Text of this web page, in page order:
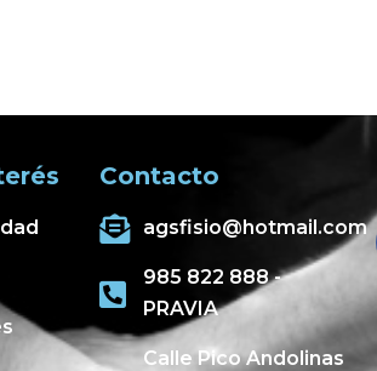
Contacto
agsfisio@hotmail.com
985 822 888 -
PRAVIA
Calle Pico Andolinas